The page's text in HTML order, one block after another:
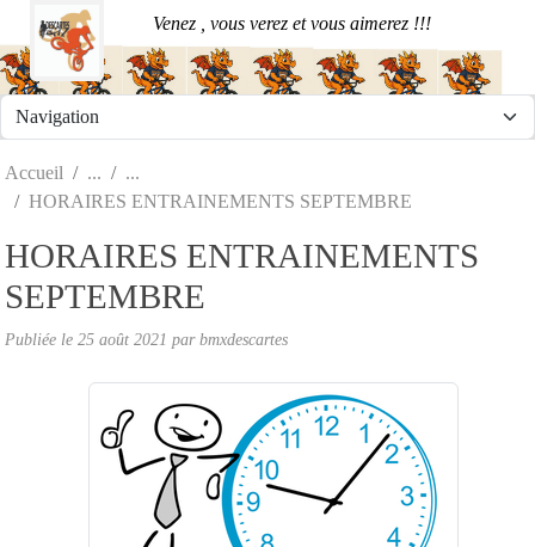
Venez , vous verez et vous aimerez !!!
Accueil
HORAIRES ENTRAINEMENTS SEPTEMBRE
HORAIRES ENTRAINEMENTS
SEPTEMBRE
Publiée le 25 août 2021 parbmxdescartes
Panneau de gestion des cookies